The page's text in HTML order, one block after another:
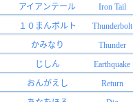
アイアンテール
Iron Tail
１０まんボルト
Thunderbolt
かみなり
Thunder
じしん
Earthquake
おんがえし
Return